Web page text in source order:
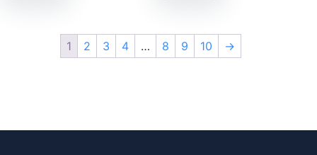
1 2 3 4 … 8 9 10 →